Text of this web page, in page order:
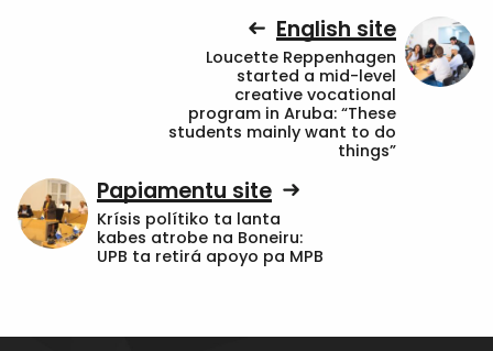
English site
Loucette Reppenhagen
started a mid-level
creative vocational
program in Aruba: “These
students mainly want to do
things”
Papiamentu site
Krísis polítiko ta lanta
kabes atrobe na Boneiru:
UPB ta retirá apoyo pa MPB